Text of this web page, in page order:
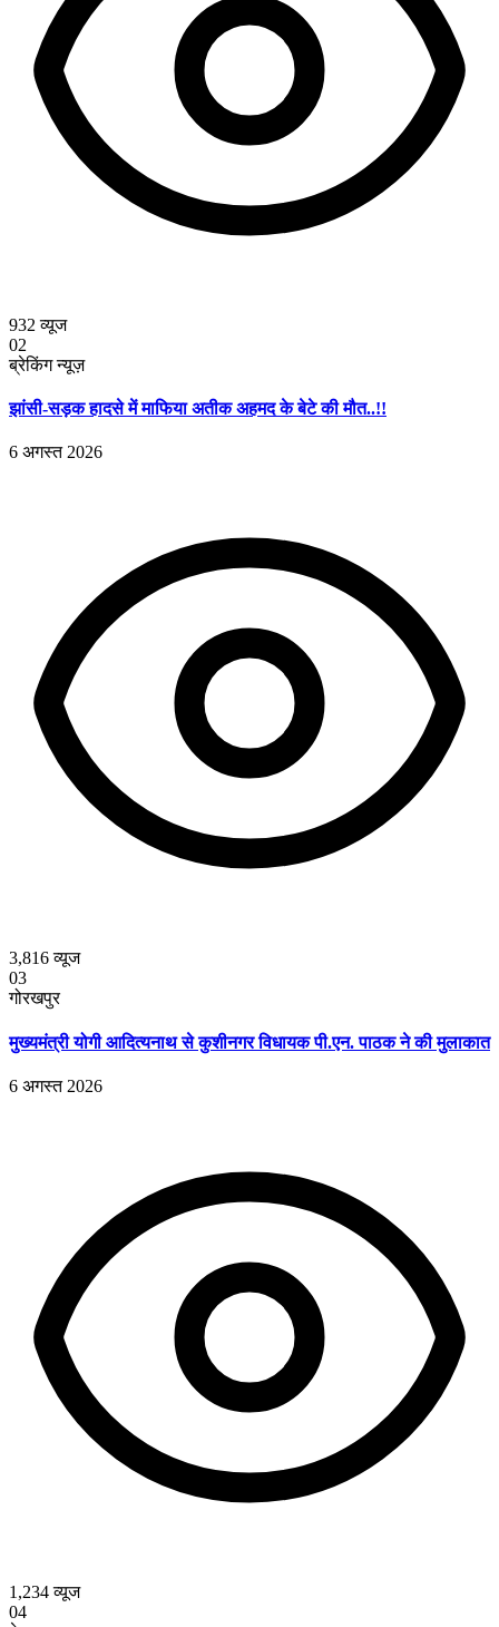
932 व्यूज
02
ब्रेकिंग न्यूज़
झांसी-सड़क हादसे में माफिया अतीक अहमद के बेटे की मौत..!!
6 अगस्त 2026
3,816व्यूज
03
गोरखपुर
मुख्यमंत्री योगी आदित्यनाथ से कुशीनगर विधायक पी.एन. पाठक ने की मुलाकात
6 अगस्त 2026
1,234व्यूज
04